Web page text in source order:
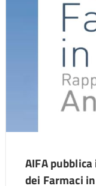
AIFA
dei Farmaci